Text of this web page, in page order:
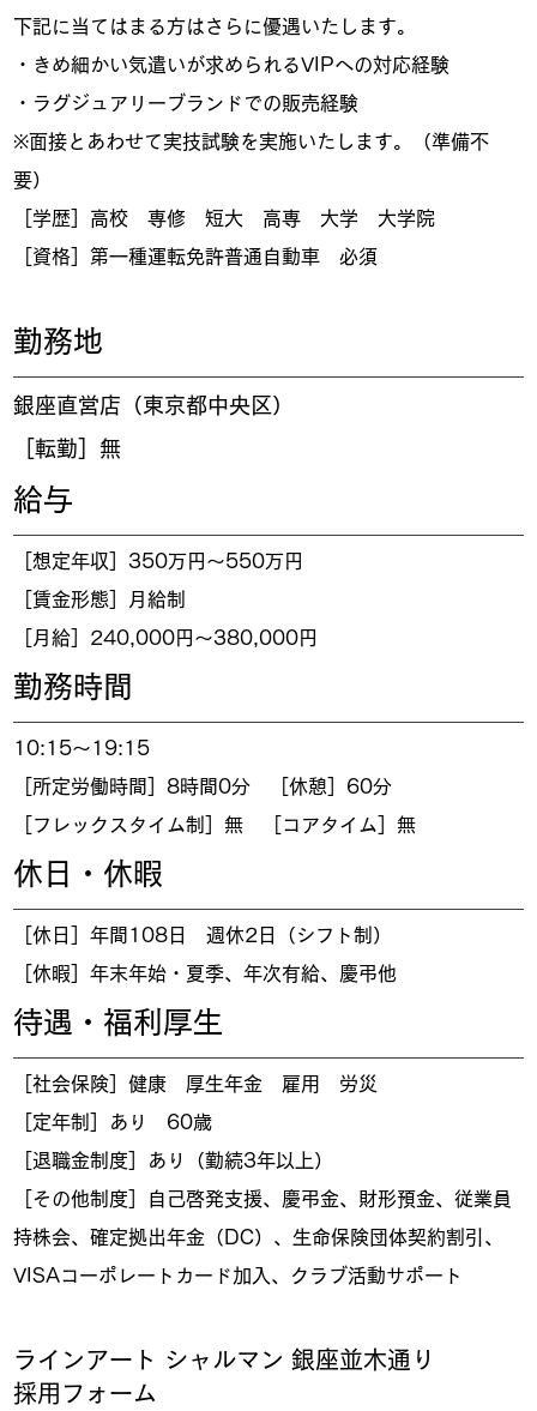
下記に当てはまる方はさらに優遇いたします。
・きめ細かい気遣いが求められるVIPへの対応経験
・ラグジュアリーブランドでの販売経験
※面接とあわせて実技試験を実施いたします。（準備不
要）
［学歴］高校 専修 短大 高専 大学 大学院
［資格］第一種運転免許普通自動車 必須
​勤務地
銀座直営店（東京都中央区）
［転勤］無
​給与
［想定年収］350万円～550万円
［賃金形態］月給制
［月給］240,000円～380,000円
​勤務時間
10:15～19:15
［所定労働時間］8時間0分 ［休憩］60分
［フレックスタイム制］無 ［コアタイム］無
​休日・休暇
［休日］年間108日 週休2日（シフト制）
［休暇］年末年始・夏季、年次有給、慶弔他
​待遇・福利厚生
［社会保険］健康 厚生年金 雇用 労災
［定年制］あり 60歳
［退職金制度］あり（勤続3年以上）
［その他制度］自己啓発支援、慶弔金、財形預金、従業員
持株会、確定拠出年金（DC）、生命保険団体契約割引、
VISAコーポレートカード加入、クラブ活動サポート
ラインアート ​シャルマン 銀座並木通り
採用フォーム